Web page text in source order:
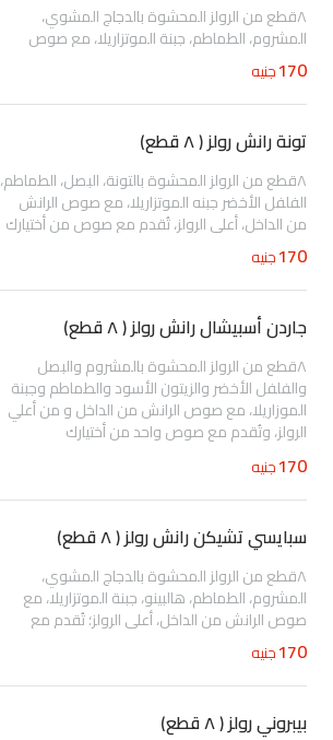
٨قطع من الرولز المحشوة بالدجاج المشوي،
المشروم، الطماطم، جبنة الموتزاريلا، مع صوص
الرانش، صوص الرانش بنكهة الكورية الحاره من أعلي
الرولز؛ تُقدم مع صوص من أختيارك
170جنيه
تونة رانش رولز ( ٨ قطع)
٨قطع من الرولز المحشوة بالتونة، البصل، الطماطم،
الفلفل الأخضر جبنه الموتزاريلا، مع صوص الرانش
من الداخل، أعلي الرولز، تُقدم مع صوص من أختيارك
170جنيه
جاردن أسبيشال رانش رولز ( ٨ قطع)
٨قطع من الرولز المحشوة بالمشروم والبصل
والفلفل الأخضر والزيتون الأسود والطماطم وجبنة
الموزاريلا، مع صوص الرانش من الداخل و من أعلي
الرولز، وتُقدم مع صوص واحد من أختيارك
170جنيه
سبايسي تشيكن رانش رولز ( ٨ قطع)
٨قطع من الرولز المحشوة بالدجاج المشوي،
المشروم، الطماطم، هالبينو، جبنة الموتزاريلا، مع
صوص الرانش من الداخل، أعلي الرولز؛ تُقدم مع
صوص من أختيارك
170جنيه
بيبروني رولز ( ٨ قطع)